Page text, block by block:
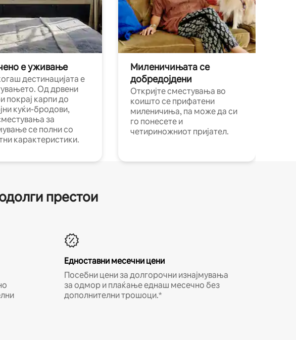
е уживање
дестинацијата е
Од дрвени
покрај карпи до
куќи-бродови,
за
се полни со
карактеристики.
Миленичињата се
добредојдени
Откријте сместувања во
коишто се прифатени
миленичиња, па може да си
го понесете и
четириножниот пријател.
престои
Едноставни месечни цени
Посебни цени за долгорочни изнајмувања
за одмор и плаќање еднаш месечно без
дополнителни трошоци.*